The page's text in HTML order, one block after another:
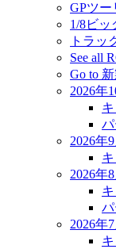
GPツー
1/8ビッ
トラッ
See all
Go to
2026年
2026年
2026年
2026年